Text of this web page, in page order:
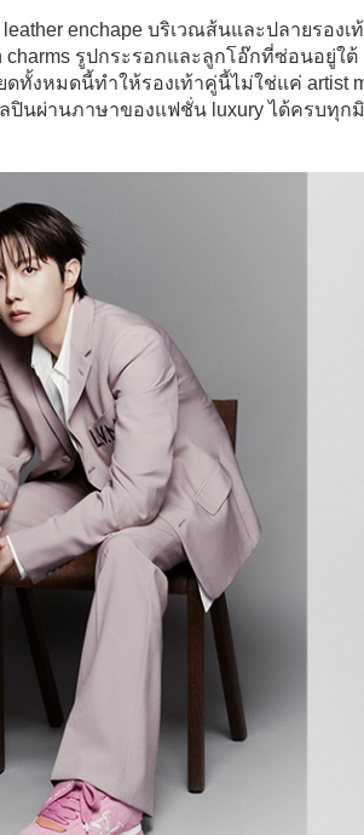
enchape บริเวณส้นและปลายรอง
รูปกระรอกและลูกโอ๊กที่ซ่อนอยู่ใต้
ดทั้งหมดนี้ทำให้รองเท้าคู่นี้ไม่ใช่แค่ artist
ลปินผ่านภาษาของแฟชั่น luxury ได้ครบทุก